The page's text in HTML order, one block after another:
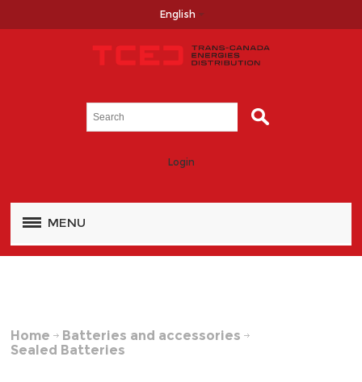
English
Login
MENU
Home
Batteries and accessories
Sealed Batteries